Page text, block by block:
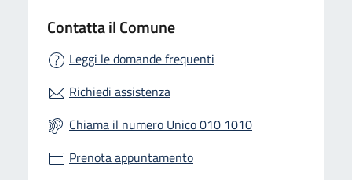
Contatta il Comune
Leggi le domande frequenti
Richiedi assistenza
Chiama il numero Unico 010 1010
Prenota appuntamento